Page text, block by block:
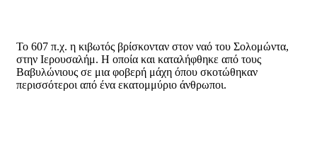
Το 607 π.χ. η κιβωτός βρίσκονταν στον ναό του Σολομώντα,
στην Ιερουσαλήμ. Η οποία και καταλήφθηκε από τους
Βαβυλώνιους σε μια φοβερή μάχη όπου σκοτώθηκαν
περισσότεροι από ένα εκατομμύριο άνθρωποι.